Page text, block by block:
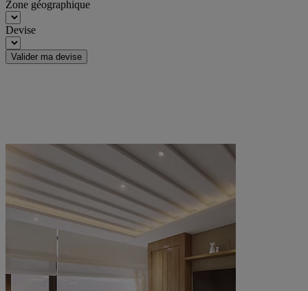
Zone géographique
Devise
Valider ma devise